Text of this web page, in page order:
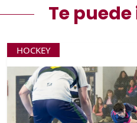
Te
HOCKEY